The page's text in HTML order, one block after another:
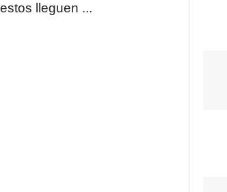
lleguen ...